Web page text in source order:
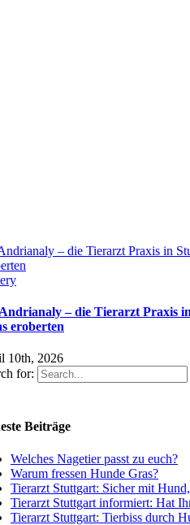
– die Tierarzt Praxis in
– die Tierarzt Praxis
eroberten
10th, 2026
for:
Beiträge
Welches Nagetier passt zu euch?
Warum fressen Hunde Gras?
Tierarzt Stuttgart: Sicher mit
Tierarzt Stuttgart informiert: Hat
Tierarzt Stuttgart: Tierbiss durch